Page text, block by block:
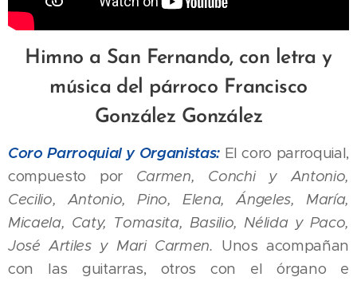
Himno a San Fernando, con letra y
música del párroco Francisco
González González
Coro Parroquial y Organistas: El coro parroquial,
compuesto por Carmen, Conchi y Antonio,
Cecilio, Antonio, Pino, Elena, Ángeles, María,
Micaela, Caty, Tomasita, Basilio, Nélida y Paco,
José Artiles y Mari Carmen. Unos acompañan
con las guitarras, otros con el órgano e